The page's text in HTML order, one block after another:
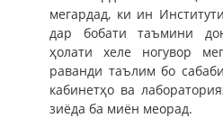
мегардад, ки ин
дар бобати таъмини
ҳолати хеле ногувор
раванди таълим бо
кабинетҳо ва
зиёда ба миён меорад.